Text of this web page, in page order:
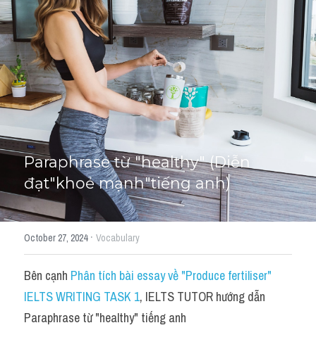
Học thử →
Paraphrase từ "healthy" (Diễn
đạt"khoẻ mạnh"tiếng anh)
October 27, 2024· Vocabulary
Bên cạnh Phân tích bài essay về "Produce fertiliser"
IELTS WRITING TASK 1, IELTS TUTOR hướng dẫn
Paraphrase từ "healthy" tiếng anh